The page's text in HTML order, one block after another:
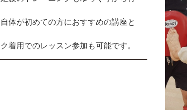
体が初めての方におすすめの講座と
着用でのレッスン参加も可能です。